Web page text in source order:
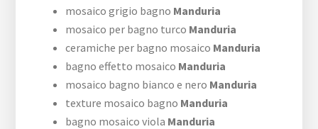
mosaico grigio bagno Manduria
mosaico per bagno turco Manduria
ceramiche per bagno mosaico Manduria
bagno effetto mosaico Manduria
mosaico bagno bianco e nero Manduria
texture mosaico bagno Manduria
bagno mosaico viola Manduria